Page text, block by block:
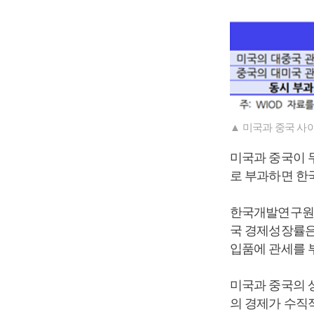
▲ 미국과 중국 사
미국과 중국이
로 부과하면 한
한국개발연구
국 경제성장률
입품에 관세를
미국과 중국의
의 경제가 수직